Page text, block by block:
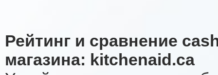
Рейтинг и сравнение
магазина: kitchenaid.ca